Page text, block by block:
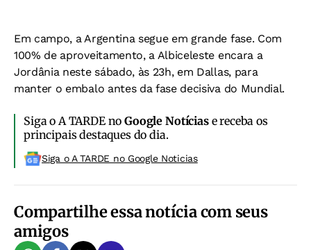
Em campo, a Argentina segue em grande fase. Com
100% de aproveitamento, a Albiceleste encara a
Jordânia neste sábado, às 23h, em Dallas, para
manter o embalo antes da fase decisiva do Mundial.
Siga o A TARDE noGoogle Notíciase receba os
principais destaques do dia.
Siga o A TARDE no Google Noticias
Compartilhe essa notícia com seus
amigos